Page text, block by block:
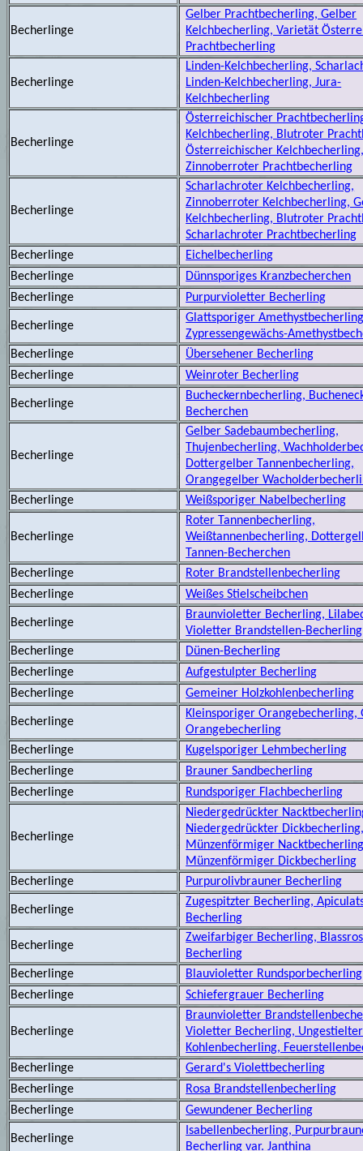
Becherlinge
Gelber Prachtbecherling, Gelber
Kelchbecherling, Varietät
Prachtbecherling
Becherlinge
Linden-Kelchbecherling,
Linden-Kelchbecherling, Jura-
Kelchbecherling
Becherlinge
Österreichischer
Kelchbecherling, Blutroter
Österreichischer
Zinnoberroter Prachtbecherling
Becherlinge
Scharlachroter Kelchbecherling,
Zinnoberroter Kelchbecherling,
Kelchbecherling, Blutroter
Scharlachroter Prachtbecherling
Becherlinge
Eichelbecherling
Becherlinge
Dünnsporiges Kranzbecherchen
Becherlinge
Purpurvioletter Becherling
Becherlinge
Glattsporiger
Zypressengewächs-
Becherlinge
Übersehener Becherling
Becherlinge
Weinroter Becherling
Becherlinge
Bucheckernbecherling,
Becherchen
Becherlinge
Gelber Sadebaumbecherling,
Thujenbecherling,
Dottergelber Tannenbecherling,
Orangegelber
Becherlinge
Weißsporiger Nabelbecherling
Becherlinge
Roter Tannenbecherling,
Weißtannenbecherling,
Tannen-Becherchen
Becherlinge
Roter Brandstellenbecherling
Becherlinge
Weißes Stielscheibchen
Becherlinge
Braunvioletter Becherling,
Violetter Brandstellen-Becherling
Becherlinge
Dünen-Becherling
Becherlinge
Aufgestulpter Becherling
Becherlinge
Gemeiner Holzkohlenbecherling
Becherlinge
Kleinsporiger Orangebecherling,
Orangebecherling
Becherlinge
Kugelsporiger Lehmbecherling
Becherlinge
Brauner Sandbecherling
Becherlinge
Rundsporiger Flachbecherling
Becherlinge
Niedergedrückter
Niedergedrückter
Münzenförmiger
Münzenförmiger Dickbecherling
Becherlinge
Purpurolivbrauner Becherling
Becherlinge
Zugespitzter Becherling,
Becherling
Becherlinge
Zweifarbiger Becherling,
Becherling
Becherlinge
Blauvioletter Rundsporbecherling
Becherlinge
Schiefergrauer Becherling
Becherlinge
Braunvioletter
Violetter Becherling, Ungestielter
Kohlenbecherling,
Becherlinge
Gerard's Violettbecherling
Becherlinge
Rosa Brandstellenbecherling
Becherlinge
Gewundener Becherling
Becherlinge
Isabellenbecherling,
Becherling var. Janthina